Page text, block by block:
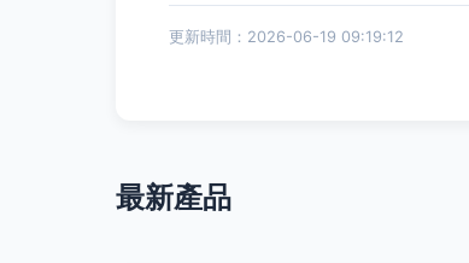
更新時間：2026-06-19 09:19:12
最新產品